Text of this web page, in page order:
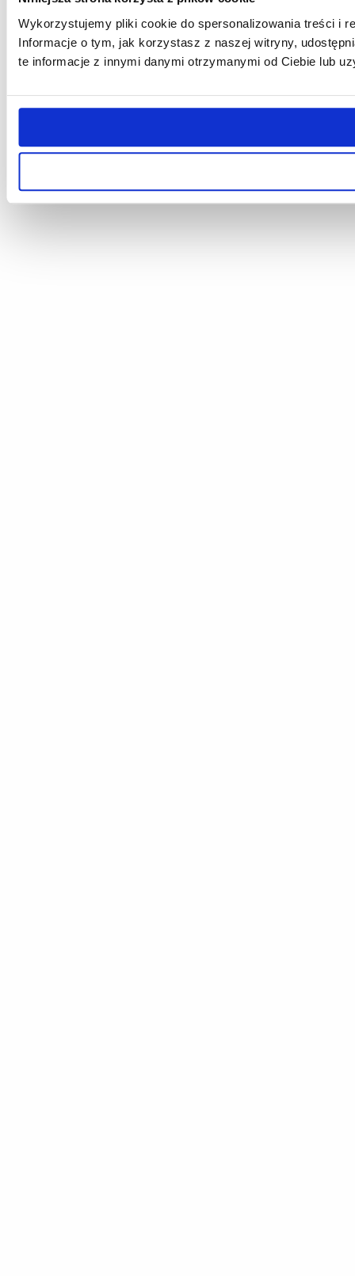
Wykorzystujemy pliki cookie do spersonalizowania treści i
Informacje o tym, jak korzystasz z naszej witryny,
te informacje z innymi danymi otrzymanymi od Ciebie lub